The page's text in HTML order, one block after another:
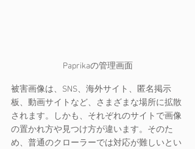
Paprikaの管理画面
被害画像は、SNS、海外サイト、匿名掲示
板、動画サイトなど、さまざまな場所に拡散
されます。しかも、それぞれのサイトで画像
の置かれ方や見つけ方が違います。そのた
め、普通のクローラーでは対応が難しいとい